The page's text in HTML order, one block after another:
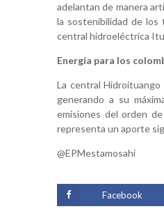
adelantan de manera
la sostenibilidad de
central hidroeléctrica
Energía para los
La central
generando a su
emisiones del orden
representa un aporte
@EPMestamosahi
Facebook